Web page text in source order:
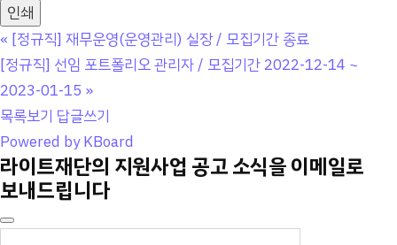
인쇄
« [정규직] 재무운영(운영관리) 실장 / 모집기간 종료
[정규직] 선임 포트폴리오 관리자 / 모집기간 2022-12-14 ~
2023-01-15 »
목록보기 답글쓰기
Powered by KBoard
라이트재단의 지원사업 공고 소식을 이메일로
보내드립니다